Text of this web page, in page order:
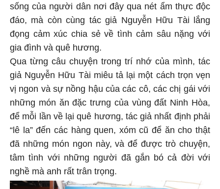
sống của người dân nơi đây qua nét ẩm thực độc
đáo, mà còn cùng tác giả Nguyễn Hữu Tài lắng
đọng cảm xúc chia sẻ về tình cảm sâu nặng với
gia đình và quê hương.
Qua từng câu chuyện trong trí nhớ của mình, tác
giả Nguyễn Hữu Tài miêu tả lại một cách trọn vẹn
vị ngon và sự nồng hậu của các cô, các chị gái với
những món ăn đặc trưng của vùng đất Ninh Hòa,
để mỗi lần về lại quê hương, tác giả nhất định phải
“lê la” đến các hàng quen, xóm cũ để ăn cho thật
đã những món ngon này, và để được trò chuyện,
tâm tình với những người đã gắn bó cả đời với
nghề mà anh rất trân trọng.